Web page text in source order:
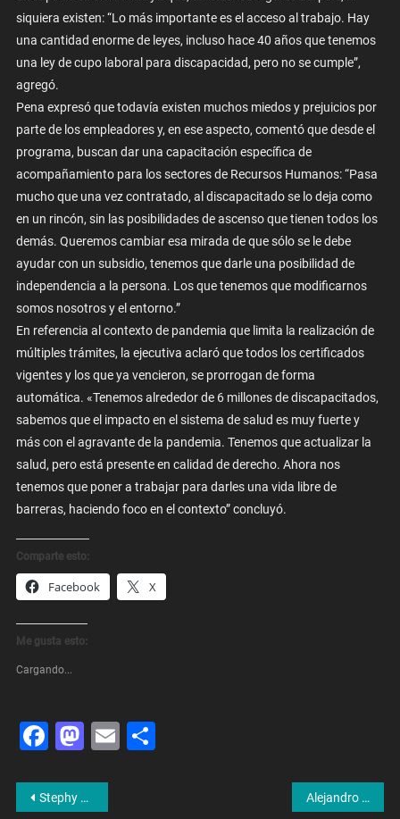
siquiera existen: “Lo más importante es el acceso al trabajo. Hay
una cantidad enorme de leyes, incluso hace 40 años que tenemos
una ley de cupo laboral para discapacidad, pero no se cumple”,
agregó.
Pena expresó que todavía existen muchos miedos y prejuicios por
parte de los empleadores y, en ese aspecto, comentó que desde el
programa, buscan dar una capacitación específica de
acompañamiento para los sectores de Recursos Humanos: “Pasa
mucho que una vez contratado, al discapacitado se lo deja como
en un rincón, sin las posibilidades de ascenso que tienen todos los
demás. Queremos cambiar esa mirada de que sólo se le debe
ayudar con un subsidio, tenemos que darle una posibilidad de
independencia a la persona. Los que tenemos que modificarnos
somos nosotros y el entorno.”
En referencia al contexto de pandemia que limita la realización de
múltiples trámites, la ejecutiva aclaró que todos los certificados
vigentes y los que ya vencieron, se prorrogan de forma
automática. «Tenemos alrededor de 6 millones de discapacitados,
sabemos que el impacto en el sistema de salud es muy fuerte y
más con el agravante de la pandemia. Tenemos que actualizar la
salud, pero está presente en calidad de derecho. Ahora nos
tenemos que poner a trabajar para darles una vida libre de
barreras, haciendo foco en el contexto” concluyó.
Comparte esto:
Facebook X
Me gusta esto:
Cargando...
Facebook
Mastodon
EmailShare
Navegación
Stephy Ayala: «Es mucha responsabilidad trabajar con mi abuelo y su esposa, él es muy exigente» Alejandro Amor: “Tenemos que planificar la Ciudad y la Argentina en la que queremos vivir”